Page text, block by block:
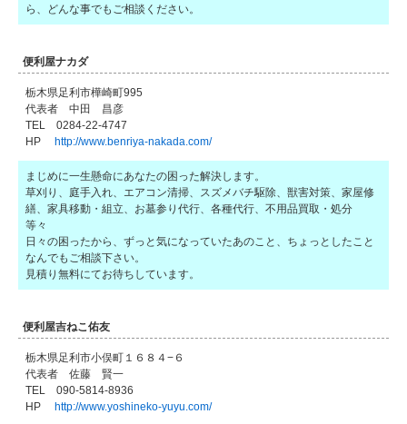
ら、どんな事でもご相談ください。
便利屋ナカダ
栃木県足利市樺崎町995
代表者 中田 昌彦
TEL 0284-22-4747
HP http://www.benriya-nakada.com/
まじめに一生懸命にあなたの困った解決します。
草刈り、庭手入れ、エアコン清掃、スズメバチ駆除、獣害対策、家屋修
繕、家具移動・組立、お墓参り代行、各種代行、不用品買取・処分
等々
日々の困ったから、ずっと気になっていたあのこと、ちょっとしたこと
なんでもご相談下さい。
見積り無料にてお待ちしています。
便利屋吉ねこ佑友
栃木県足利市小俣町１６８４−６
代表者 佐藤 賢一
TEL 090-5814-8936
HP http://www.yoshineko-yuyu.com/